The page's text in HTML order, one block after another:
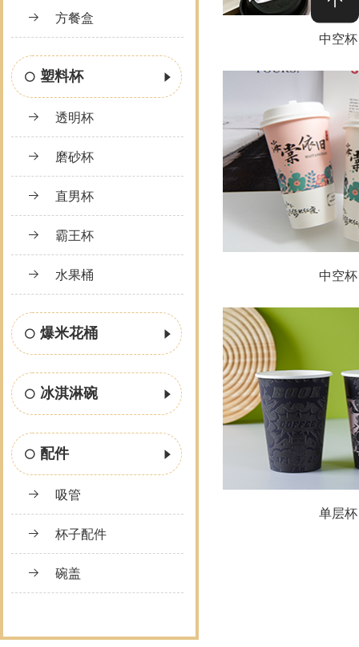
方餐盒
塑料杯
透明杯
磨砂杯
直男杯
霸王杯
水果桶
爆米花桶
冰淇淋碗
配件
吸管
杯子配件
碗盖
中空杯
中空杯
单层杯